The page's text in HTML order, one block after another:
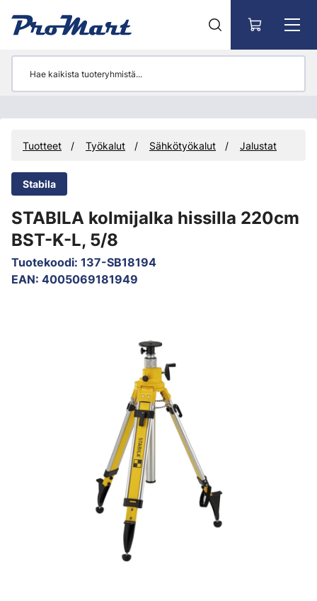
Tuotteet Työkalut Sähkötyökalut Jalustat
Stabila
STABILA kolmijalka hissilla 220cm
BST-K-L, 5/8
Tuotekoodi: 137-SB18194
EAN: 4005069181949